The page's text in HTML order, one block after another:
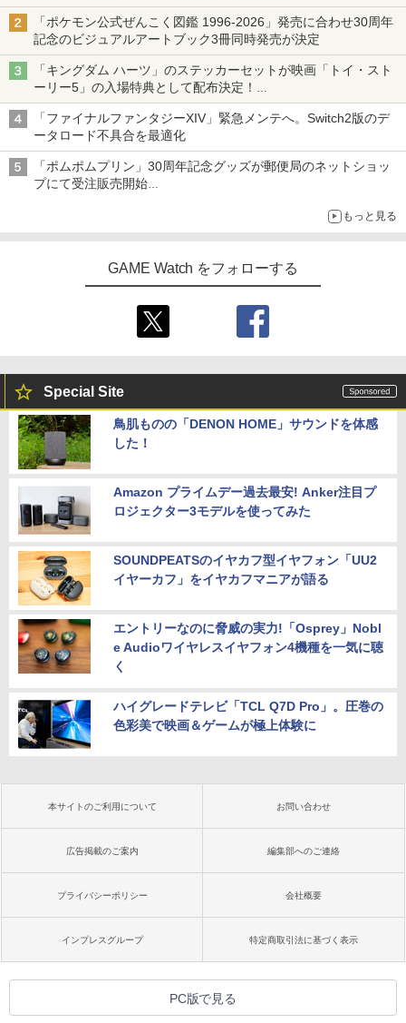
「ポケモン公式ぜんこく図鑑 1996-2026」発売に合わせ30周年
記念のビジュアルアートブック3冊同時発売が決定
「キングダム ハーツ」のステッカーセットが映画「トイ・スト
ーリー5」の入場特典として配布決定！
本日8月7日より先着・数量限定で配布
「ファイナルファンタジーXIV」緊急メンテへ。Switch2版のデ
ータロード不具合を最適化
「ポムポムプリン」30周年記念グッズが郵便局のネットショッ
プにて受注販売開始
もっと見る
GAME Watch をフォローする
Special Site
鳥肌ものの「DENON HOME」サウンドを体感
した！
Amazon プライムデー過去最安! Anker注目プ
ロジェクター3モデルを使ってみた
SOUNDPEATSのイヤカフ型イヤフォン「UU2
イヤーカフ」をイヤカフマニアが語る
エントリーなのに脅威の実力!「Osprey」Nobl
e Audioワイヤレスイヤフォン4機種を一気に聴
く
ハイグレードテレビ「TCL Q7D Pro」。圧巻の
色彩美で映画＆ゲームが極上体験に
本サイトのご利用について お問い合わせ
広告掲載のご案内 編集部へのご連絡
プライバシーポリシー 会社概要
インプレスグループ 特定商取引法に基づく表示
PC版で見る